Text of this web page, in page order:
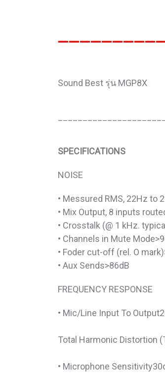
Sound Best รุ่น MGP8X
SPECIFICATIONS
NOISE
• Messured RMS, 22Hz to
• Mix Output, 8 inputs
• Crosstalk (@ 1 kHz.
• Channels in Mute
• Foder cut-off (rel. O
• Aux Sends>86dB
FREQUENCY RESPONSE
• Mic/Line Input To
Total Harmonic Distortion
• Microphone